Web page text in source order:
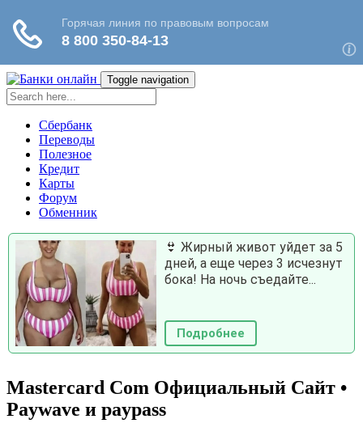
Toggle navigation
Сбербанк
Переводы
Полезное
Кредит
Карты
Форум
Обменник
👙 Жирный живот уйдет за 5
дней, а еще через 3 исчезнут
бока! На ночь съедайте...
Подробнее
Mastercard Com Официальный Сайт •
Paywave и paypass